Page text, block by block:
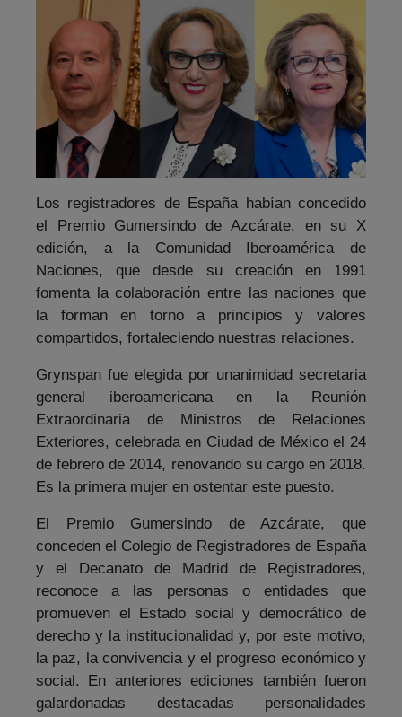
Los registradores de España habían concedido
el Premio Gumersindo de Azcárate, en su X
edición, a la Comunidad Iberoamérica de
Naciones, que desde su creación en 1991
fomenta la colaboración entre las naciones que
la forman en torno a principios y valores
compartidos, fortaleciendo nuestras relaciones.
Grynspan fue elegida por unanimidad secretaria
general iberoamericana en la Reunión
Extraordinaria de Ministros de Relaciones
Exteriores, celebrada en Ciudad de México el 24
de febrero de 2014, renovando su cargo en 2018.
Es la primera mujer en ostentar este puesto.
El Premio Gumersindo de Azcárate, que
conceden el Colegio de Registradores de España
y el Decanato de Madrid de Registradores,
reconoce a las personas o entidades que
promueven el Estado social y democrático de
derecho y la institucionalidad y, por este motivo,
la paz, la convivencia y el progreso económico y
social. En anteriores ediciones también fueron
galardonadas destacadas personalidades